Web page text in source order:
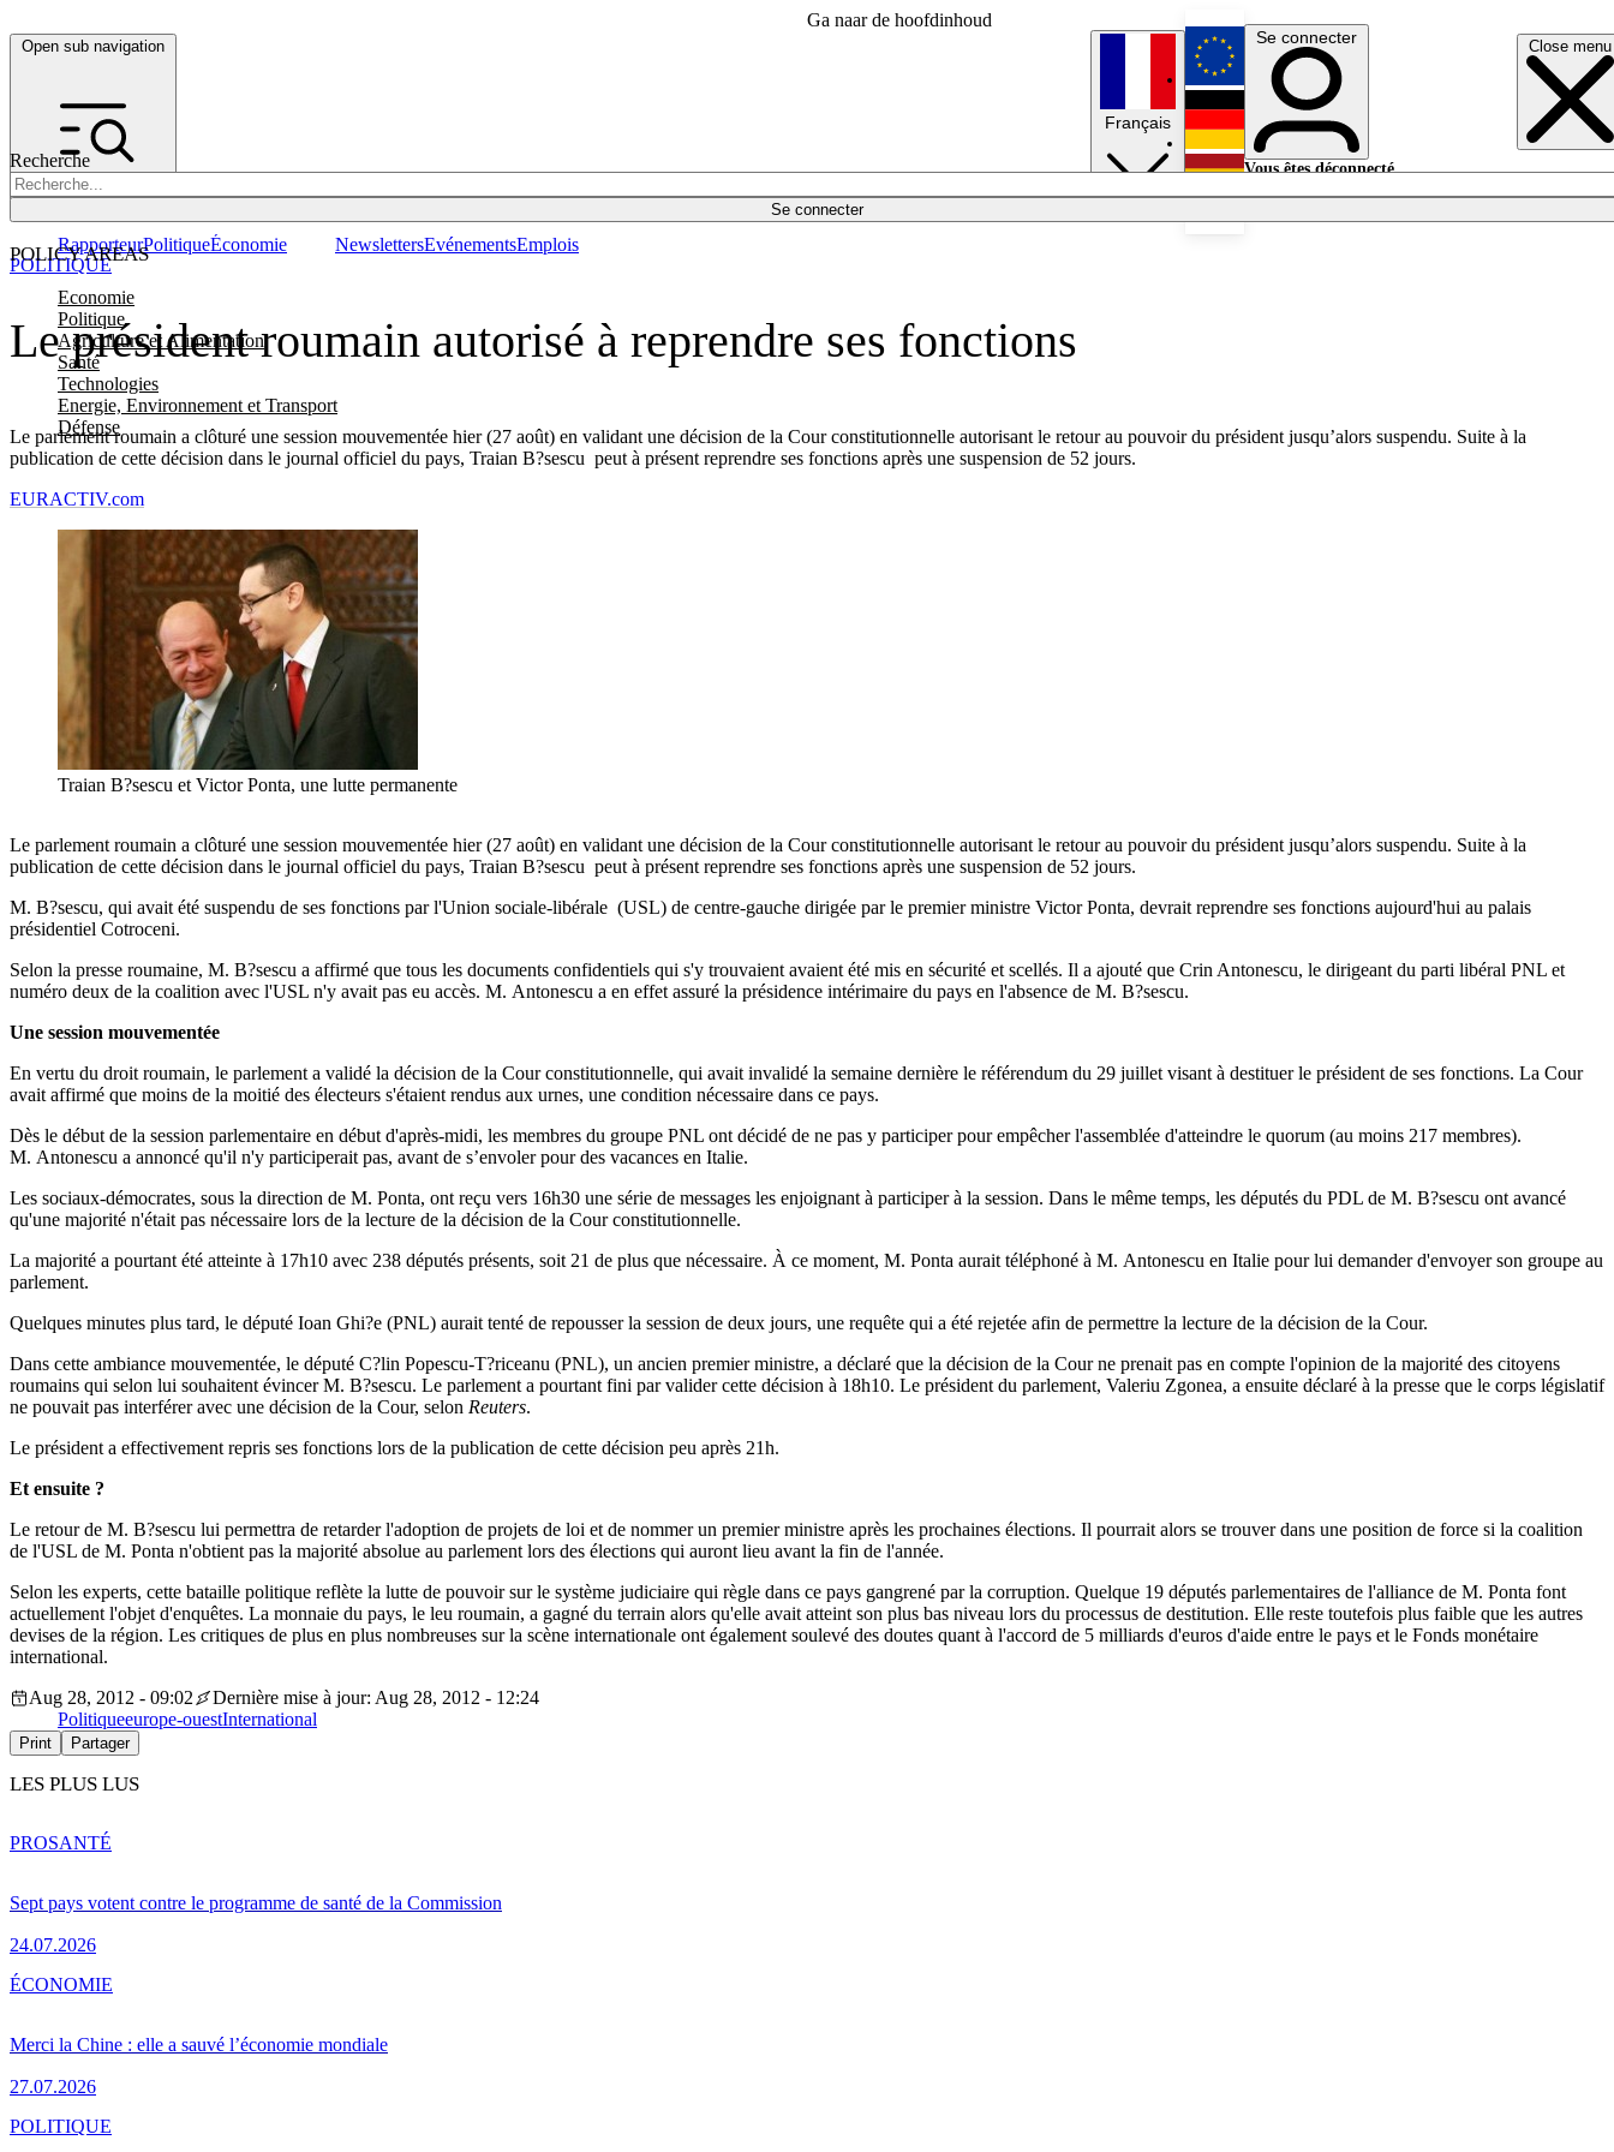
Ga naar de hoofdinhoud
Open sub navigation Close menu
Recherche
Se connecter
POLICY AREAS
Economie
Politique
Agriculture et Alimentation
Santé
Technologies
Energie, Environnement et Transport
Défense
RapporteurPolitiqueÉconomie NewslettersEvénementsEmplois
Français
English
Deutsch
Se connecter
Vous êtes déconnecté.
Le président roumain autorisé à reprendre ses fonctions
Le parlement roumain a clôturé une session mouvementée hier (27 août) en validant une décision de la Cour constitutionnelle autorisant le retour au pouvoir du président jusqu’alors suspendu. Suite à la
publication de cette décision dans le journal officiel du pays, Traian B?sescu peut à présent reprendre ses fonctions après une suspension de 52 jours.
POLITIQUE
EURACTIV.com
Traian B?sescu et Victor Ponta, une lutte permanente
Le parlement roumain a clôturé une session mouvementée hier (27 août) en validant une décision de la Cour constitutionnelle autorisant le retour au pouvoir du président jusqu’alors suspendu. Suite à la
publication de cette décision dans le journal officiel du pays, Traian B?sescu peut à présent reprendre ses fonctions après une suspension de 52 jours.
M. B?sescu, qui avait été suspendu de ses fonctions par l'Union sociale-libérale (USL) de centre-gauche dirigée par le premier ministre Victor Ponta, devrait reprendre ses fonctions aujourd'hui au palais
présidentiel Cotroceni.
Selon la presse roumaine, M. B?sescu a affirmé que tous les documents confidentiels qui s'y trouvaient avaient été mis en sécurité et scellés. Il a ajouté que Crin Antonescu, le dirigeant du parti libéral PNL et
numéro deux de la coalition avec l'USL n'y avait pas eu accès. M. Antonescu a en effet assuré la présidence intérimaire du pays en l'absence de M. B?sescu.
Une session mouvementée
En vertu du droit roumain, le parlement a validé la décision de la Cour constitutionnelle, qui avait invalidé la semaine dernière le référendum du 29 juillet visant à destituer le président de ses fonctions. La Cour
avait affirmé que moins de la moitié des électeurs s'étaient rendus aux urnes, une condition nécessaire dans ce pays.
Dès le début de la session parlementaire en début d'après-midi, les membres du groupe PNL ont décidé de ne pas y participer pour empêcher l'assemblée d'atteindre le quorum (au moins 217 membres).
M. Antonescu a annoncé qu'il n'y participerait pas, avant de s’envoler pour des vacances en Italie.
Les sociaux-démocrates, sous la direction de M. Ponta, ont reçu vers 16h30 une série de messages les enjoignant à participer à la session. Dans le même temps, les députés du PDL de M. B?sescu ont avancé
qu'une majorité n'était pas nécessaire lors de la lecture de la décision de la Cour constitutionnelle.
La majorité a pourtant été atteinte à 17h10 avec 238 députés présents, soit 21 de plus que nécessaire. À ce moment, M. Ponta aurait téléphoné à M. Antonescu en Italie pour lui demander d'envoyer son groupe au
parlement.
Quelques minutes plus tard, le député Ioan Ghi?e (PNL) aurait tenté de repousser la session de deux jours, une requête qui a été rejetée afin de permettre la lecture de la décision de la Cour.
Dans cette ambiance mouvementée, le député C?lin Popescu-T?riceanu (PNL), un ancien premier ministre, a déclaré que la décision de la Cour ne prenait pas en compte l'opinion de la majorité des citoyens
roumains qui selon lui souhaitent évincer M. B?sescu. Le parlement a pourtant fini par valider cette décision à 18h10. Le président du parlement, Valeriu Zgonea, a ensuite déclaré à la presse que le corps législatif
ne pouvait pas interférer avec une décision de la Cour, selon Reuters.
Le président a effectivement repris ses fonctions lors de la publication de cette décision peu après 21h.
Et ensuite ?
Le retour de M. B?sescu lui permettra de retarder l'adoption de projets de loi et de nommer un premier ministre après les prochaines élections. Il pourrait alors se trouver dans une position de force si la coalition
de l'USL de M. Ponta n'obtient pas la majorité absolue au parlement lors des élections qui auront lieu avant la fin de l'année.
Selon les experts, cette bataille politique reflète la lutte de pouvoir sur le système judiciaire qui règle dans ce pays gangrené par la corruption. Quelque 19 députés parlementaires de l'alliance de M. Ponta font
actuellement l'objet d'enquêtes. La monnaie du pays, le leu roumain, a gagné du terrain alors qu'elle avait atteint son plus bas niveau lors du processus de destitution. Elle reste toutefois plus faible que les autres
devises de la région. Les critiques de plus en plus nombreuses sur la scène internationale ont également soulevé des doutes quant à l'accord de 5 milliards d'euros d'aide entre le pays et le Fonds monétaire
international.
Aug 28, 2012 - 09:02
Dernière mise à jour: Aug 28, 2012 - 12:24
Politiqueeurope-ouestInternational
Print Partager
LES PLUS LUS
Sept pays votent contre le programme de santé de la Commission
24.07.2026
PROSANTÉ
Merci la Chine : elle a sauvé l’économie mondiale
27.07.2026
ÉCONOMIE
POLITIQUE